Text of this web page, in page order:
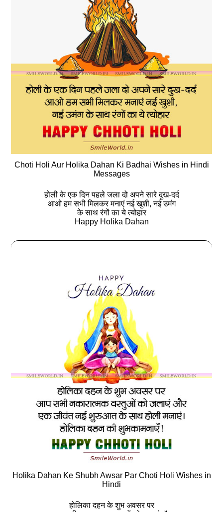
Choti Holi Aur Holika Dahan Ki Badhai Wishes in Hindi
Messages
होली के एक दिन पहले जला दो अपने सारे दुख-दर्द
आओ हम सभी मिलकर मनाएं नई खुशी, नई उमंग
के साथ रंगों का ये त्योहार
Happy Holika Dahan
Holika Dahan Ke Shubh Awsar Par Choti Holi Wishes in
Hindi
होलिका दहन के शुभ अवसर पर